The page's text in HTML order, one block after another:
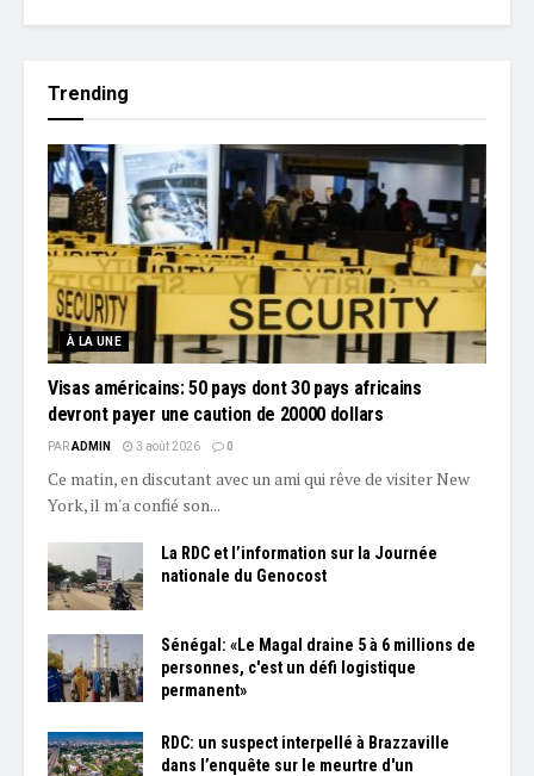
Trending
À LA UNE
Visas américains: 50 pays dont 30 pays africains
devront payer une caution de 20000 dollars
PARADMIN 3 août 2026 0
Ce matin, en discutant avec un ami qui rêve de visiter New
York, il m'a confié son...
La RDC et l’information sur la Journée
nationale du Genocost
Sénégal: «Le Magal draine 5 à 6 millions de
personnes, c'est un défi logistique
permanent»
RDC: un suspect interpellé à Brazzaville
dans l’enquête sur le meurtre d'un